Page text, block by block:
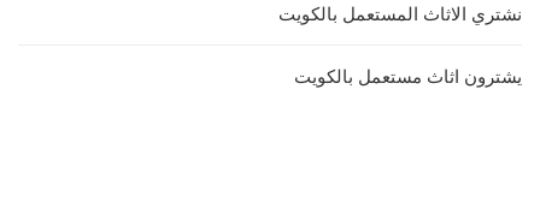
نشتري الاثاث المستعمل بالكويت
يشترون اثاث مستعمل بالكويت